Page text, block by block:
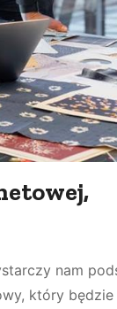
nam
który będzie